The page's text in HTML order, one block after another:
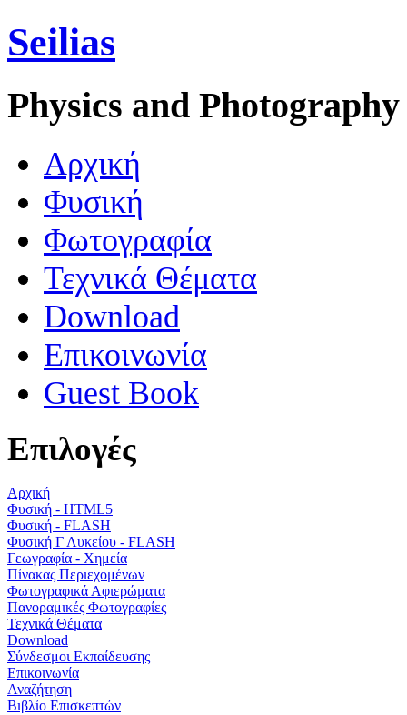
Seilias
Physics and Photography
Aρχική
Φυσική
Φωτογραφία
Τεχνικά Θέματα
Download
Επικοινωνία
Guest Book
Επιλογές
Αρχική
Φυσική - HTML5
Φυσική - FLASH
Φυσική Γ Λυκείου - FLASH
Γεωγραφία - Χημεία
Πίνακας Περιεχομένων
Φωτογραφικά Αφιερώματα
Πανοραμικές Φωτογραφίες
Τεχνικά Θέματα
Download
Σύνδεσμοι Εκπαίδευσης
Επικοινωνία
Αναζήτηση
Βιβλίο Επισκεπτών